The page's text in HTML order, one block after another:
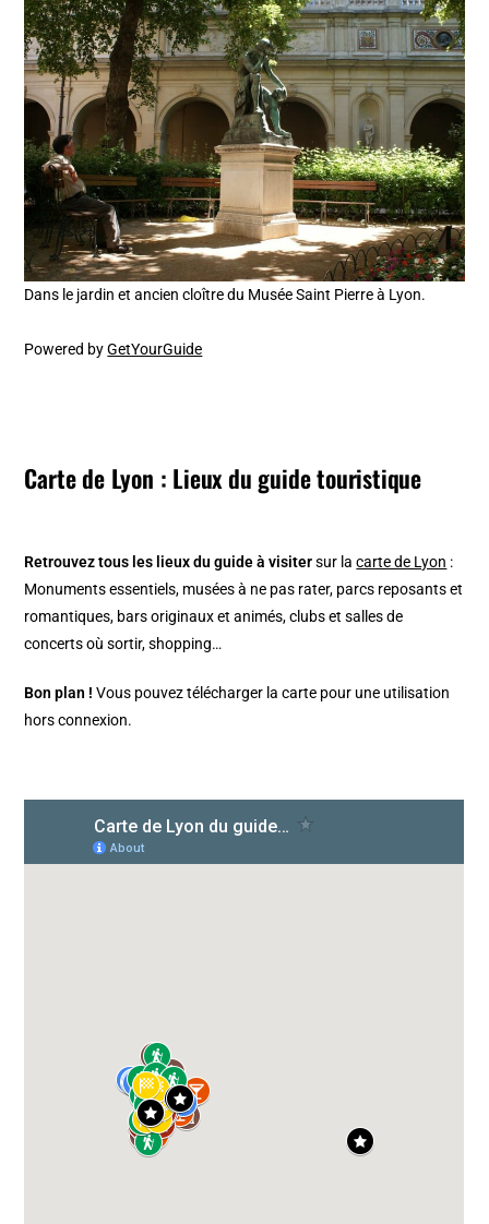
Dans le jardin et ancien cloître du Musée Saint Pierre à Lyon.
Powered byGetYourGuide
Carte de Lyon : Lieux du guide touristique
Retrouvez tous les lieux du guide à visitersur lacarte de Lyon :
Monuments essentiels, musées à ne pas rater, parcs reposants et
romantiques, bars originaux et animés, clubs et salles de
concerts où sortir, shopping…
Bon plan !Vous pouvez télécharger la carte pour une utilisation
hors connexion.